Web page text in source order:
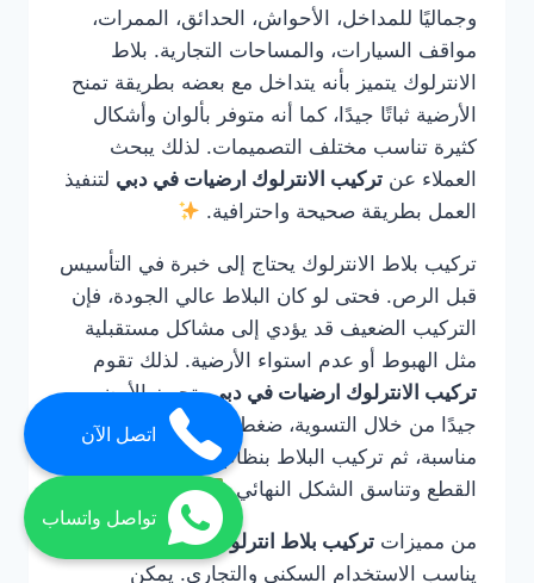
وجماليًا للمداخل، الأحواش، الحدائق، الممرات،
مواقف السيارات، والمساحات التجارية. بلاط
الانترلوك يتميز بأنه يتداخل مع بعضه بطريقة تمنح
الأرضية ثباتًا جيدًا، كما أنه متوفر بألوان وأشكال
كثيرة تناسب مختلف التصميمات. لذلك يبحث
العملاء عن تركيب الانترلوك ارضيات في دبي لتنفيذ
العمل بطريقة صحيحة واحترافية.
تركيب بلاط الانترلوك يحتاج إلى خبرة في التأسيس
قبل الرص. فحتى لو كان البلاط عالي الجودة، فإن
التركيب الضعيف قد يؤدي إلى مشاكل مستقبلية
مثل الهبوط أو عدم استواء الأرضية. لذلك تقوم
تركيب الانترلوك ارضيات في دبيبتجهيز الأرض
جيدًا من خلال التسوية، ضغط التربة، وضع طبقة
مناسبة، ثم تركيب البلاط بنظام دقيق يضمن ثبات
القطع وتناسق الشكل النهائي.
من مميزات تركيب بلاط انترلوك في دبي
يناسب الاستخدام السكني والتجاري. يمكن
اتصل الآن
تواصل واتساب